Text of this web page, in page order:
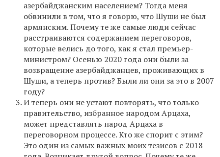
азербайджанским населением? Тогда меня
обвинили в том, что я говорю, что Шуши не был
армянским. Почему те же самые люди сейчас
расстраиваются содержанием переговоров,
которые велись до того, как я стал премьер-
министром? Осенью 2020 года они были за
возвращение азербайджанцев, проживающих в
Шуши, а теперь против? Были ли они за это в 2007
году?
И теперь они не устают повторять, что только
правительство, избранное народом Арцаха,
может представлять народ Арцаха в
переговорном процессе. Кто же спорит с этим?
Это один из самых важных моих тезисов с 2018